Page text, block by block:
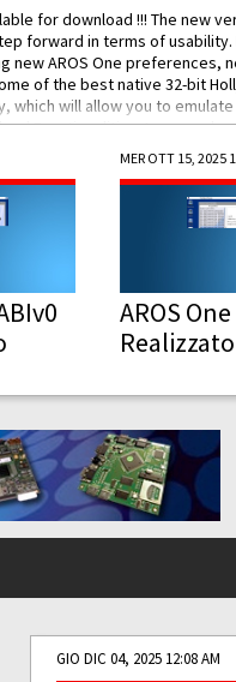
for download !!! The new
forward in terms of usability.
new AROS One preferences,
of the best native 32-bit
which will allow you to
Functionalities: Improved...
MER OTT 15, 2025
AROS
Realizzato
GIO DIC 04, 2025 12:08 AM